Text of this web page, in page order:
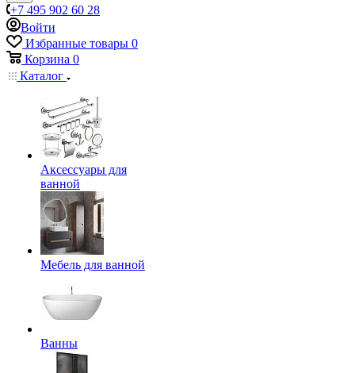
+7 495 902 60 28
Войти
Избранные товары 0
Корзина 0
Каталог
Аксессуары для
ванной
Мебель для ванной
Ванны